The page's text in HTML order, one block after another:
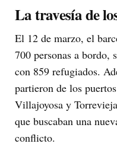
La travesía de
El 12 de marzo, el
700 personas a bordo,
con 859 refugiados.
partieron de los
Villajoyosa y
que buscaban una
conflicto.